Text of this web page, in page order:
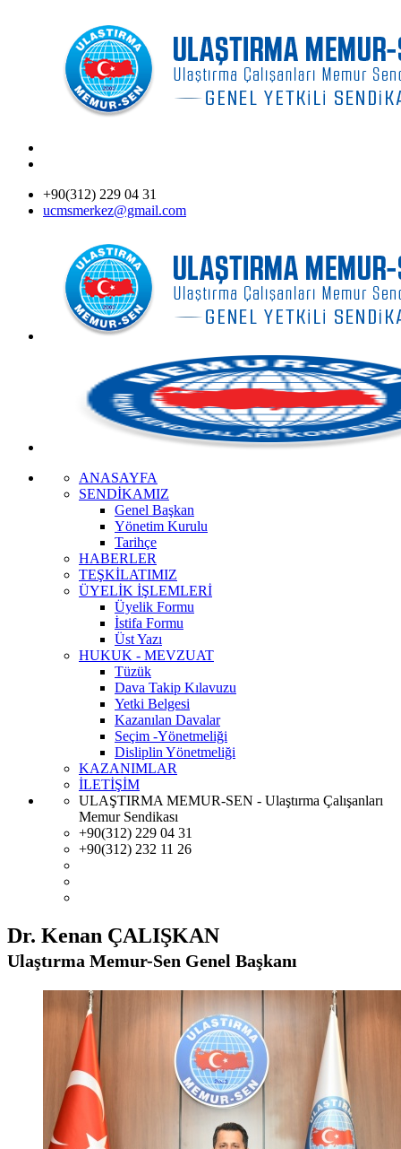
+90(312) 229 04 31
ucmsmerkez@gmail.com
ANASAYFA
SENDİKAMIZ
Genel Başkan
Yönetim Kurulu
Tarihçe
HABERLER
TEŞKİLATIMIZ
ÜYELİK İŞLEMLERİ
Üyelik Formu
İstifa Formu
Üst Yazı
HUKUK - MEVZUAT
Tüzük
Dava Takip Kılavuzu
Yetki Belgesi
Kazanılan Davalar
Seçim -Yönetmeliği
Disliplin Yönetmeliği
KAZANIMLAR
İLETİŞİM
ULAŞTIRMA MEMUR-SEN - Ulaştırma Çalışanları
Memur Sendikası
+90(312) 229 04 31
+90(312) 232 11 26
Dr. Kenan ÇALIŞKAN
Ulaştırma Memur-Sen Genel Başkanı